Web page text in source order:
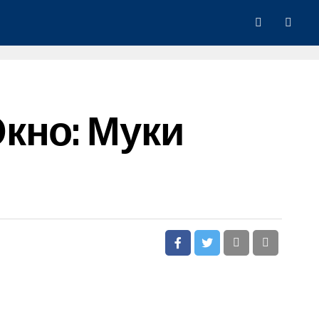
Муки